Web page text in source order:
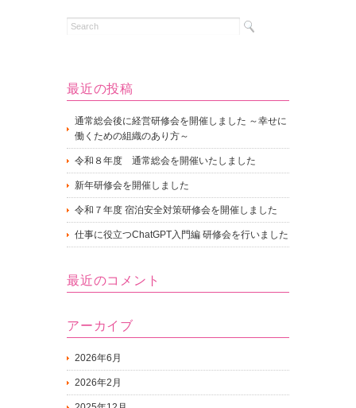
最近の投稿
通常総会後に経営研修会を開催しました ～幸せに
働くための組織のあり方～
令和８年度 通常総会を開催いたしました
新年研修会を開催しました
令和７年度 宿泊安全対策研修会を開催しました
仕事に役立つChatGPT入門編 研修会を行いました
最近のコメント
アーカイブ
2026年6月
2026年2月